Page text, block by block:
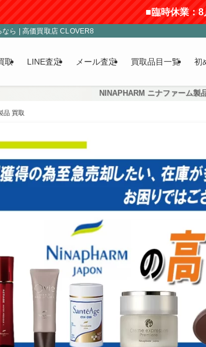
■臨時休業：8月8日(土) ■査定：
ら | 高価買取店 CLOVER8
取 LINE査定 メール査定 買取品目一覧 初
NINAPHARM ニナファーム製
品 買取